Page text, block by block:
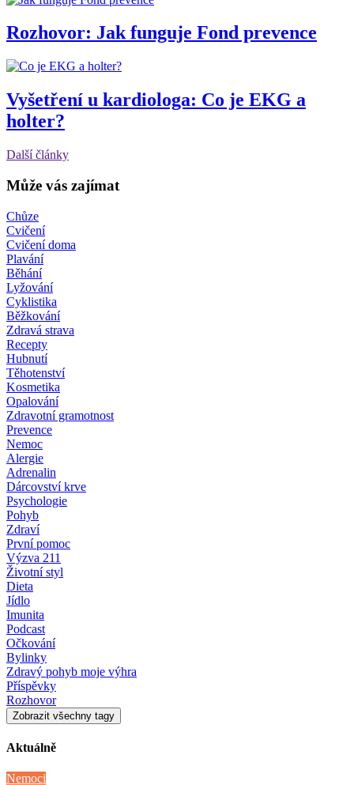
Rozhovor: Jak funguje Fond prevence
Vyšetření u kardiologa: Co je EKG a
holter?
Další články
Může vás zajímat
Chůze
Cvičení
Cvičení doma
Plavání
Běhání
Lyžování
Cyklistika
Běžkování
Zdravá strava
Recepty
Hubnutí
Těhotenství
Kosmetika
Opalování
Zdravotní gramotnost
Prevence
Nemoc
Alergie
Adrenalin
Dárcovství krve
Psychologie
Pohyb
Zdraví
První pomoc
Výzva 211
Životní styl
Dieta
Jídlo
Imunita
Podcast
Očkování
Bylinky
Zdravý pohyb moje výhra
Příspěvky
Rozhovor
Zobrazit všechny tagy
Aktuálně
Nemoci